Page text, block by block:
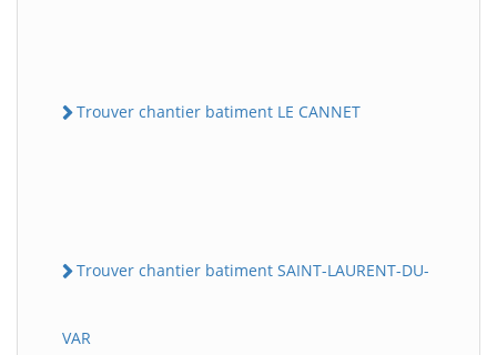
Trouver chantier batiment LE CANNET
Trouver chantier batiment SAINT-LAURENT-DU-
VAR